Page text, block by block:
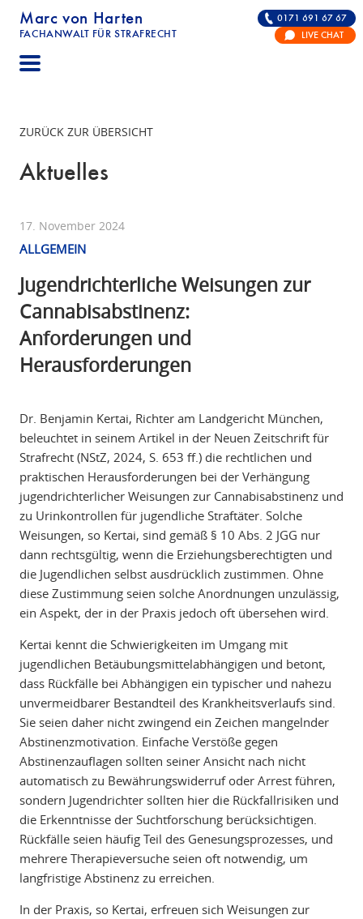
Marc von Harten
FACHANWALT FÜR STRAFRECHT
STRAFRECHT | RECHTSANWALT FÜR DIE
0171 691 67 67
LIVE CHAT
ZURÜCK ZUR ÜBERSICHT
Aktuelles
17. November 2024
ALLGEMEIN
Jugendrichterliche Weisungen zur
Cannabisabstinenz:
Anforderungen und
Herausforderungen
Dr. Benjamin Kertai, Richter am Landgericht München,
beleuchtet in seinem Artikel in der Neuen Zeitschrift für
Strafrecht (NStZ, 2024, S. 653 ff.) die rechtlichen und
praktischen Herausforderungen bei der Verhängung
jugendrichterlicher Weisungen zur Cannabisabstinenz und
zu Urinkontrollen für jugendliche Straftäter. Solche
Weisungen, so Kertai, sind gemäß § 10 Abs. 2 JGG nur
dann rechtsgültig, wenn die Erziehungsberechtigten und
die Jugendlichen selbst ausdrücklich zustimmen. Ohne
diese Zustimmung seien solche Anordnungen unzulässig,
ein Aspekt, der in der Praxis jedoch oft übersehen wird.
Kertai kennt die Schwierigkeiten im Umgang mit
jugendlichen Betäubungsmittelabhängigen und betont,
dass Rückfälle bei Abhängigen ein typischer und nahezu
unvermeidbarer Bestandteil des Krankheitsverlaufs sind.
Sie seien daher nicht zwingend ein Zeichen mangelnder
Abstinenzmotivation. Einfache Verstöße gegen
Abstinenzauflagen sollten seiner Ansicht nach nicht
automatisch zu Bewährungswiderruf oder Arrest führen,
sondern Jugendrichter sollten hier die Rückfallrisiken und
die Erkenntnisse der Suchtforschung berücksichtigen.
Rückfälle seien häufig Teil des Genesungsprozesses, und
mehrere Therapieversuche seien oft notwendig, um
langfristige Abstinenz zu erreichen.
In der Praxis, so Kertai, erfreuen sich Weisungen zur